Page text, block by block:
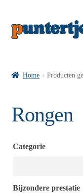
Home Producten
Rongen
Categorie
Bijzondere prestatie